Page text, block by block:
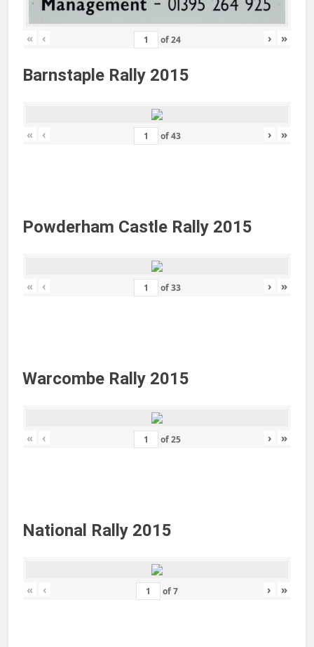
« ‹ of24 › »
Barnstaple Rally 2015
« ‹ of43 › »
Powderham Castle Rally 2015
« ‹ of33 › »
Warcombe Rally 2015
« ‹ of25 › »
National Rally 2015
« ‹ of7 › »